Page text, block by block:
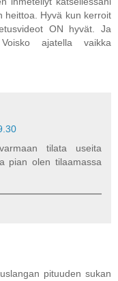
heittoa. Hyvä kun kerroit
ON hyvät. Ja
ajatella vaikka
tilata useita
pian olen tilaamassa
pituuden sukan